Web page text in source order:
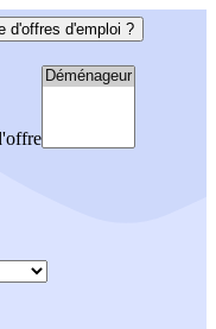
d'offres d'emploi ?